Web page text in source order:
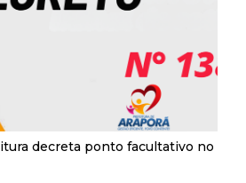
decreta ponto facultativo no